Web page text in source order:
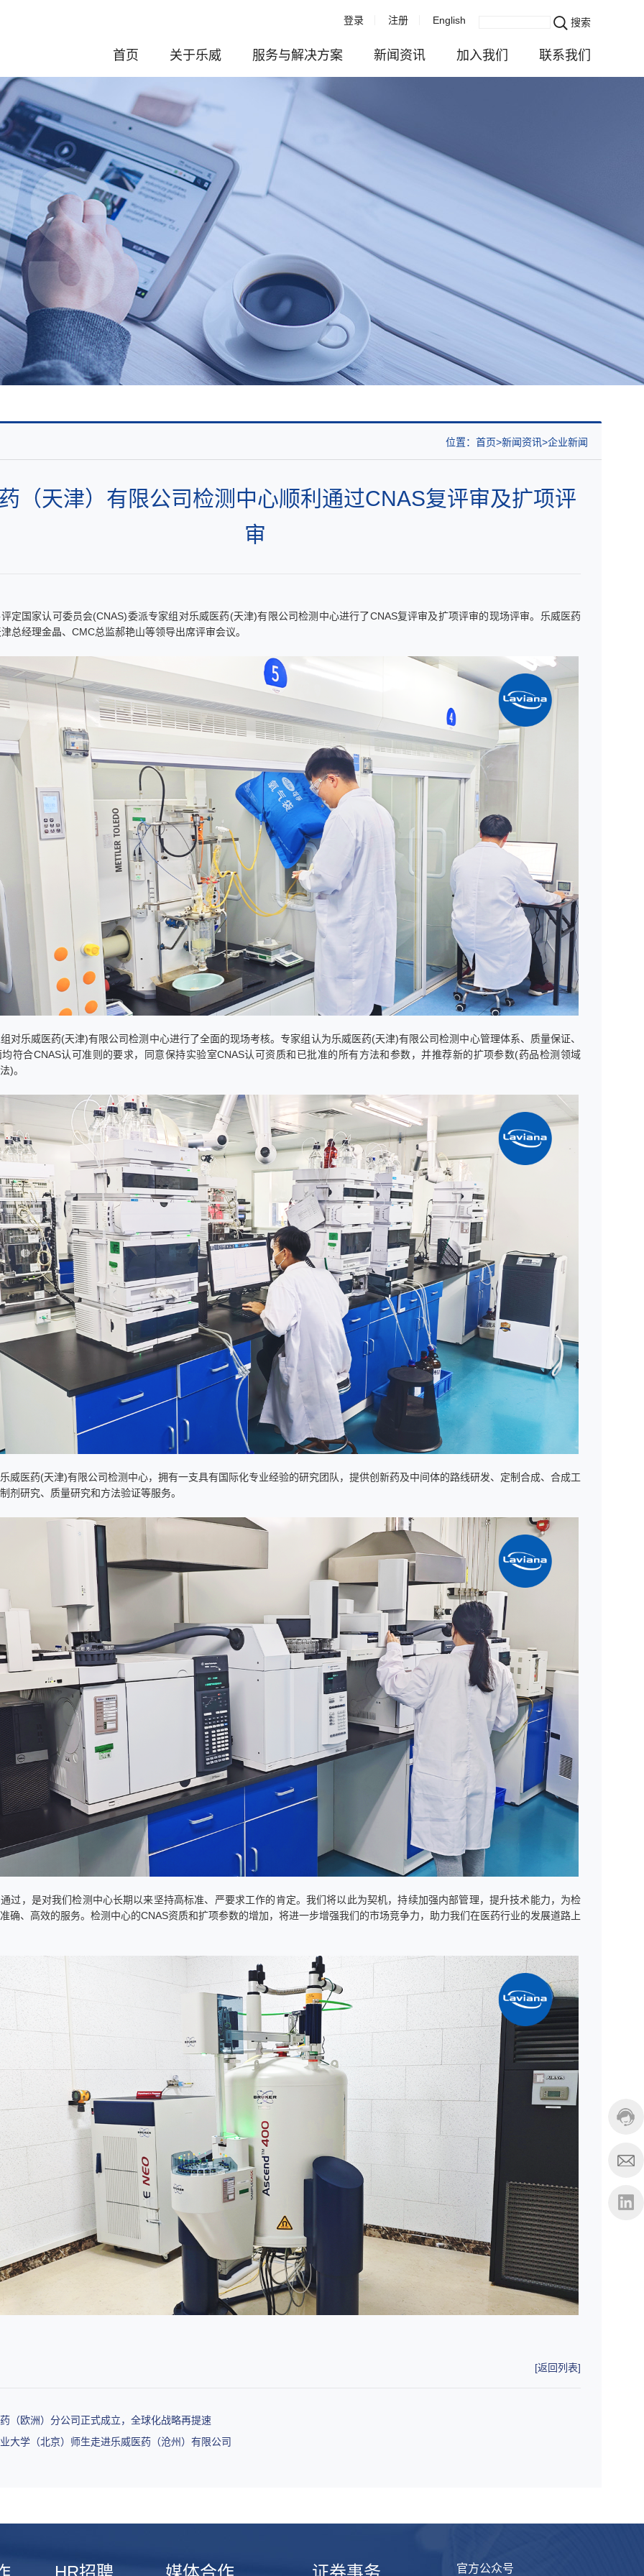
登录 注册 English 搜索
首页 关于乐威
发展历程
企业介绍
董事长介绍
公司荣誉
资质认证
专利奖项
质量与合规
ESG（环境、社会与公
司治理）
知识产权保护
企业文化
企业展示
服务与解决方案
分析与制剂服务
创新药的研发与注册
工艺安全评估
CDMO服务
绿色低碳可持续发展
新闻资讯
活动播报
对外公示
加入我们
社会招聘
联系我们
位置： 首页 新闻资讯 企业新闻
（天津）有限公司检测中心顺利通过CNAS复评审及扩项评
审
定国家认可委员会(CNAS)委派专家组对乐威医药(天津)有限公司检测中心进行了CNAS复评审及扩项评审的现场评审。乐威医药
总经理金晶、CMC总监郝艳山等领导出席评审会议。
对乐威医药(天津)有限公司检测中心进行了全面的现场考核。专家组认为乐威医药(天津)有限公司检测中心管理体系、质量保证、
符合CNAS认可准则的要求，同意保持实验室CNAS认可资质和已批准的所有方法和参数，并推荐新的扩项参数(药品检测领域
)。
威医药(天津)有限公司检测中心，拥有一支具有国际化专业经验的研究团队，提供创新药及中间体的路线研发、定制合成、合成工
剂研究、质量研究和方法验证等服务。
过，是对我们检测中心长期以来坚持高标准、严要求工作的肯定。我们将以此为契机，持续加强内部管理，提升技术能力，为检
确、高效的服务。检测中心的CNAS资质和扩项参数的增加，将进一步增强我们的市场竞争力，助力我们在医药行业的发展道路上
[返回列表]
（欧洲）分公司正式成立，全球化战略再提速
大学（北京）师生走进乐威医药（沧州）有限公司
HR招聘 媒体合作 证券事务 官方公众号